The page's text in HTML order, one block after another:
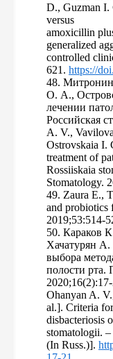
D., Guzman I.
versus
amoxicillin
generalized
controlled
621. https://
48.
О. А.,
лечении
Российская
A. V.,
Ostrovskaia I.
treatment of
Rossiiskaia
Stomatology.
49. Zaura E.,
and probiotics
2019;53:514-
50. Караков
Хачатурян
выбора
полости рта.
Ohanyan A.
al.]. Criteria
disbacteriosis
stomatologii.
(In Russ.)].